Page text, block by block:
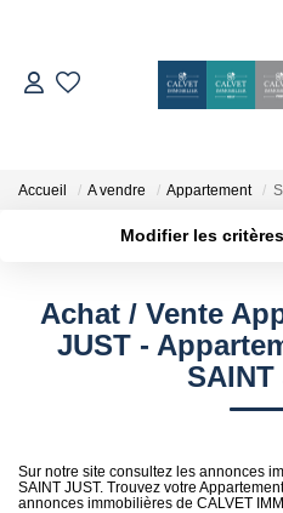
Notre
Nos
Nos
Accueil A vendre Appartement
Modifier les
Surface min
Plus de critères
Achat / Vente
JUST -
SAINT
Sur notre site consultez les annonces
SAINT JUST. Trouvez votre
annonces immobilières de CALVET